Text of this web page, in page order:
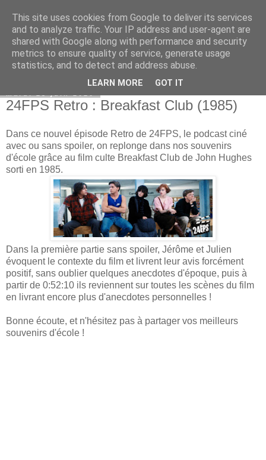
Bepod
24FPS Retro : Breakfast Club (1985)
Dans ce nouvel épisode Retro de 24FPS, le podcast ciné
avec ou sans spoiler, on replonge dans nos souvenirs
d'école grâce au film culte Breakfast Club de John Hughes
sorti en 1985.
Dans la première partie sans spoiler, Jérôme et Julien
évoquent le contexte du film et livrent leur avis forcément
positif, sans oublier quelques anecdotes d'époque, puis à
partir de 0:52:10 ils reviennent sur toutes les scènes du film
en livrant encore plus d'anecdotes personnelles !
Bonne écoute, et n'hésitez pas à partager vos meilleurs
souvenirs d'école !
This site uses cookies from Google to deliver its services
and to analyze traffic. Your IP address and user-agent are
shared with Google along with performance and security
metrics to ensure quality of service, generate usage
statistics, and to detect and address abuse.
LEARN MORE GOT IT